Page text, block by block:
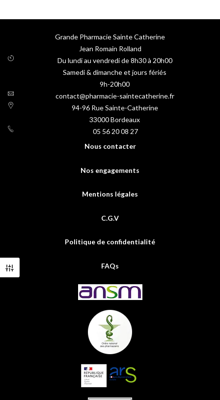
Grande Pharmacie Sainte Catherine
Jean Romain Rolland
Du lundi au vendredi de 8h30 à 20h00
Samedi & dimanche et jours fériés
9h-20h00
contact@pharmacie-saintecatherine.fr
94-96 Rue Sainte-Catherine
33000Bordeaux
05 56 20 08 27
Nous contacter
Nos engagements
Mentions légales
C.G.V
Politique de confidentialité
FAQs